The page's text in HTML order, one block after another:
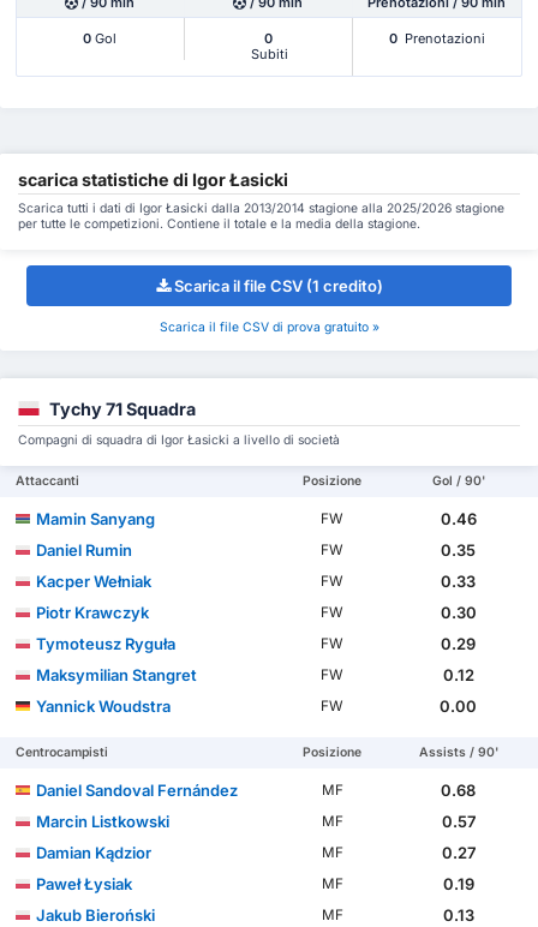
0 Gol
0
Subiti
0 Prenotazioni
scarica statistiche di Igor Łasicki
Scarica tutti i dati di Igor Łasicki dalla 2013/2014 stagione alla 2025/2026 stagione
per tutte le competizioni. Contiene il totale e la media della stagione.
Scarica il file CSV (1 credito)
Scarica il file CSV di prova gratuito »
Tychy 71 Squadra
Compagni di squadra di Igor Łasicki a livello di società
Attaccanti Posizione Gol / 90'
Mamin Sanyang FW
0.46
Daniel Rumin
FW
0.35
Kacper Wełniak
FW
0.33
Piotr Krawczyk
FW
0.30
Tymoteusz Ryguła
FW
0.29
Maksymilian Stangret
FW
0.12
Yannick Woudstra
FW 0.00
Centrocampisti Posizione Assists / 90'
Daniel Sandoval Fernández MF
0.68
Marcin Listkowski
MF
0.57
Damian Kądzior
MF
0.27
Paweł Łysiak
MF
0.19
Jakub Bieroński
MF
0.13